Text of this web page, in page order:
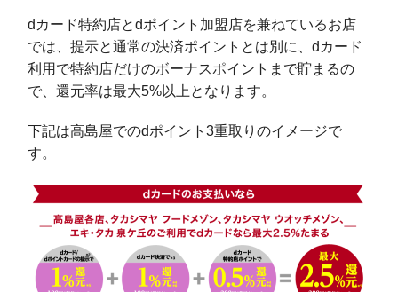
dカード特約店とdポイント加盟店を兼ねているお店
では、提示と通常の決済ポイントとは別に、dカード
利用で特約店だけのボーナスポイントまで貯まるの
で、還元率は最大5%以上となります。
下記は高島屋でのdポイント3重取りのイメージで
す。